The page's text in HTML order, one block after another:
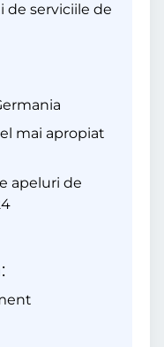
de serviciile de
mai apropiat
apeluri de